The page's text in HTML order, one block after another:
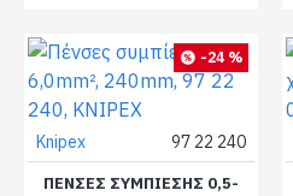
-24 %
Knipex 97 22 240
ΠΈΝΣΕΣ ΣΥΜΠΊΕΣΗΣ 0,5-